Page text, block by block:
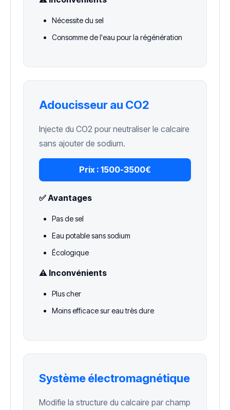
Nécessite du sel
Consomme de l'eau pour la régénération
Adoucisseur au CO2
Injecte du CO2 pour neutraliser le calcaire
sans ajouter de sodium.
Prix : 1500-3500€
✅ Avantages
Pas de sel
Eau potable sans sodium
Écologique
⚠️ Inconvénients
Plus cher
Moins efficace sur eau très dure
Système électromagnétique
Modifie la structure du calcaire par champ